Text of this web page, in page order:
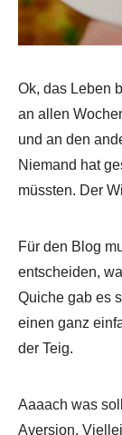
Ok, das Leben
an allen
und an den
Niemand hat
müssten. Der
Für den Blog
entscheiden,
Quiche gab es
einen ganz
der Teig.
Aaaach was
Aversion.